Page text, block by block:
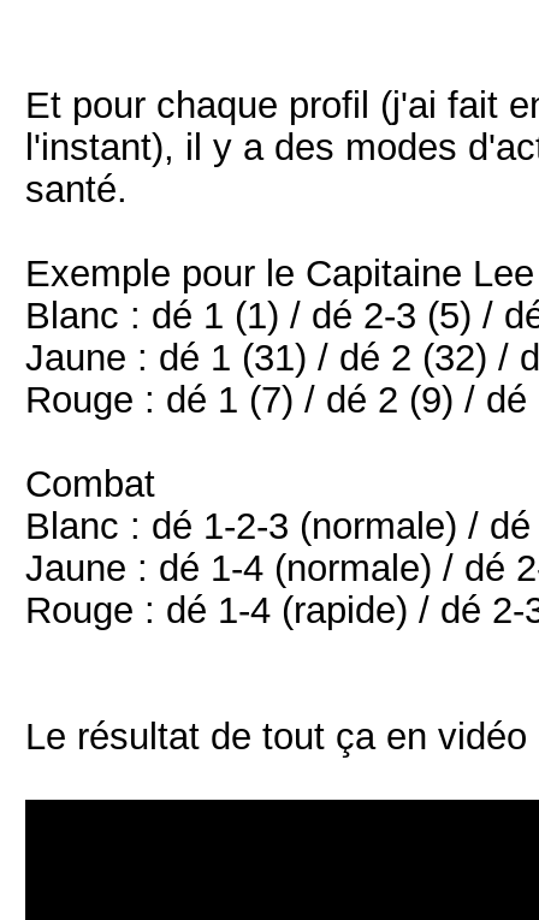
Et pour chaque profil (j'ai fait
l'instant), il y a des modes
santé.
Exemple pour le Capitaine
Blanc : dé 1 (1) / dé 2-3 (5) /
Jaune : dé 1 (31) / dé 2 (32) /
Rouge : dé 1 (7) / dé 2 (9) /
Combat
Blanc : dé 1-2-3 (normale) /
Jaune : dé 1-4 (normale) / dé
Rouge : dé 1-4 (rapide) / dé 2-
Le résultat de tout ça en vidéo